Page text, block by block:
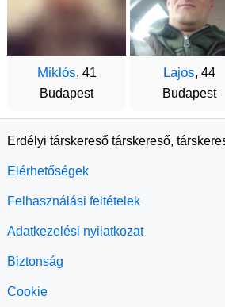
Miklós, 41
Budapest
Lajos, 44
Budapest
Erdélyi társkereső társkereső,
Elérhetőségek
Felhasználási feltételek
Adatkezelési nyilatkozat
Biztonság
Cookie